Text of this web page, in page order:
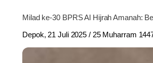
Milad ke-30 BPRS Al Hijrah Amanah:
Depok, 21 Juli 2025 / 25 Muharram